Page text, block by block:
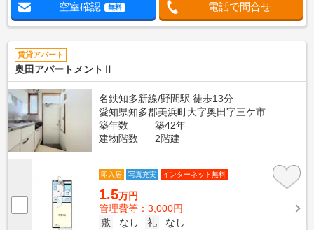
空室確認 無料 電話で問合せ
賃貸アパート
奥田アパートメントⅡ
名鉄知多新線/野間駅 徒歩13分
愛知県知多郡美浜町大字奥田字三ケ市
築年数
築42年
建物階数
2階建
即入居 写真充実 インターネット無料
1.5万円
管理費等：3,000円
敷
なし 礼
なし